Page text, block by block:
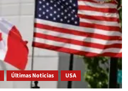
Últimas Noticias USA